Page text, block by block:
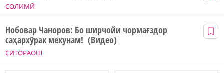
СОЛИМӢ
СИТОРАОШ
Нобовар Чаноров: Бо ширчойи чормағздор
саҳархӯрак мекунам! (Видео)